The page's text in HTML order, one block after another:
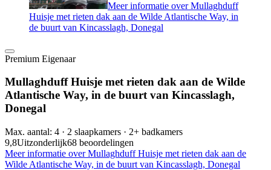
Meer informatie over Mullaghduff
Huisje met rieten dak aan de Wilde Atlantische Way, in
de buurt van Kincasslagh, Donegal
Premium Eigenaar
Mullaghduff Huisje met rieten dak aan de Wilde
Atlantische Way, in de buurt van Kincasslagh,
Donegal
Max. aantal: 4 · 2 slaapkamers · 2+ badkamers
9,8Uitzonderlijk68 beoordelingen
Meer informatie over Mullaghduff Huisje met rieten dak aan de
Wilde Atlantische Way, in de buurt van Kincasslagh, Donegal